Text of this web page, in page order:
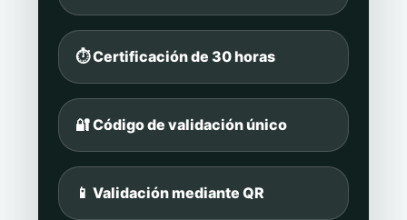
⏱️ Certificación de 30 horas
🔐 Código de validación único
📱 Validación mediante QR